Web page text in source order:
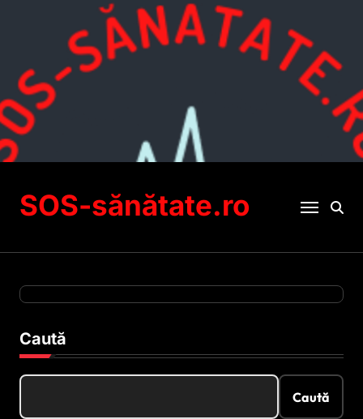
SOS-sănătate.ro
Caută
Caută